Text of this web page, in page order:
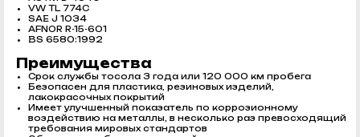
VW TL 774C
SAE J 1034
AFNOR R-15-601
BS 6580:1992
Преимущества
Срок службы тосола 3 года или 120 000 км пробега
Безопасен для пластика, резиновых изделий,
лакокрасочных покрытий
Имеет улучшенный показатель по коррозионному
воздействию на металлы, в несколько раз превосходящий
требования мировых стандартов